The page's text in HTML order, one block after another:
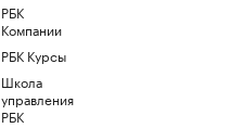
РБК
Компании
РБК Курсы
Школа
управления
РБК